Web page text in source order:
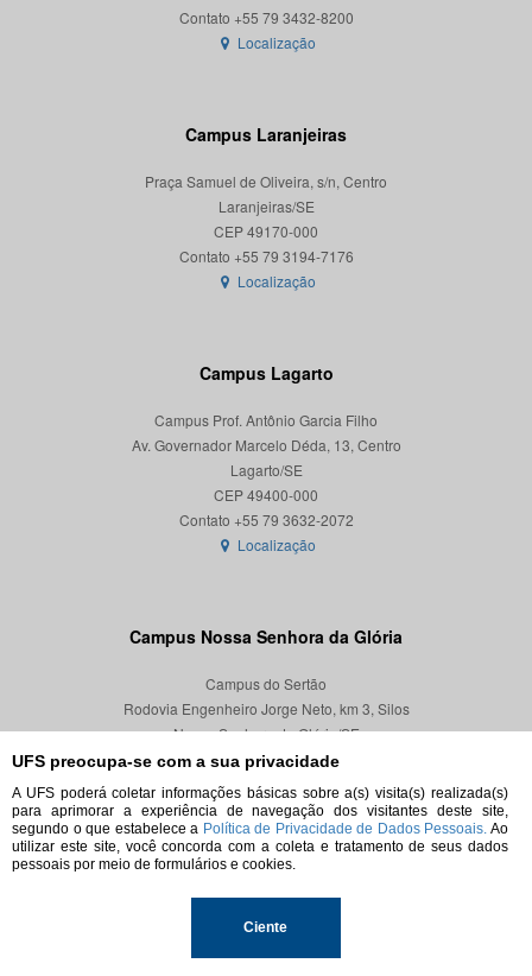
UFS preocupa-se com a sua privacidade
A UFS poderá coletar informações básicas sobre a(s) visita(s) realizada(s)
para aprimorar a experiência de navegação dos visitantes deste site,
segundo o que estabelece a Política de Privacidade de Dados Pessoais. Ao
utilizar este site, você concorda com a coleta e tratamento de seus dados
pessoais por meio de formulários e cookies.
Ciente
Localização
Campus Laranjeiras
Praça Samuel de Oliveira, s/n, Centro
Laranjeiras/SE
CEP 49170-000
Localização
Campus Lagarto
Campus Prof. Antônio Garcia Filho
Av. Governador Marcelo Déda, 13, Centro
Lagarto/SE
CEP 49400-000
Localização
Campus Nossa Senhora da Glória
Campus do Sertão
Rodovia Engenheiro Jorge Neto, km 3, Silos
Nossa Senhora da Glória/SE
CEP 49680-000
Localização
© 2026. Todos os direitos reservados.
Universidade Federal de Sergipe.